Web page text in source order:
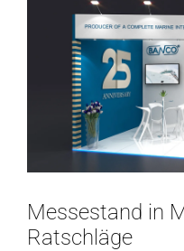
Messestand in
Ratschläge